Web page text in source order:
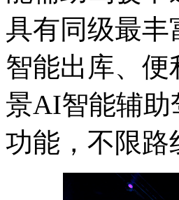
具有同级最
智能出库、
景AI智能辅助
功能，不限路